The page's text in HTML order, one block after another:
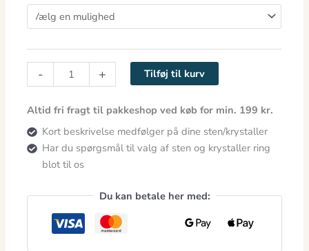
- + Tilføj til kurv
Altid fri fragt til pakkeshop ved køb for min. 199 kr.
Kort beskrivelse medfølger på dine sten/krystaller
Har du spørgsmål til valg af sten og krystaller ring
blot til os
Du kan betale her med: